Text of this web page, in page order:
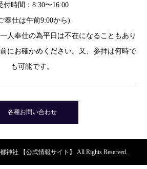
付時間：8:30〜16:00
奉仕は午前9:00から)
人奉仕の為平日は不在になることもあり
にお確かめください。又、参拝は何時で
も可能です。
各種お問い合わせ
神社 【公式情報サイト】 All Rights Reserved.